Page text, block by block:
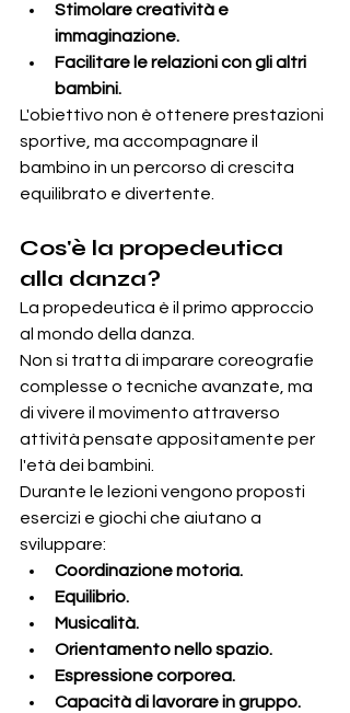
Stimolare creatività e
immaginazione.
Facilitare le relazioni con gli altri
bambini.
L'obiettivo non è ottenere prestazioni
sportive, ma accompagnare il
bambino in un percorso di crescita
equilibrato e divertente.
Cos'è la propedeutica
alla danza?
La propedeutica è il primo approccio
al mondo della danza.
Non si tratta di imparare coreografie
complesse o tecniche avanzate, ma
di vivere il movimento attraverso
attività pensate appositamente per
l'età dei bambini.
Durante le lezioni vengono proposti
esercizi e giochi che aiutano a
sviluppare:
Coordinazione motoria.
Equilibrio.
Musicalità.
Orientamento nello spazio.
Espressione corporea.
Capacità di lavorare in gruppo.